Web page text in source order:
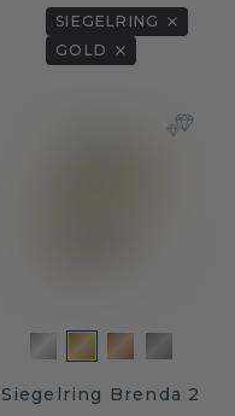
SIEGELRING
GOLD
Siegelring Brenda 2